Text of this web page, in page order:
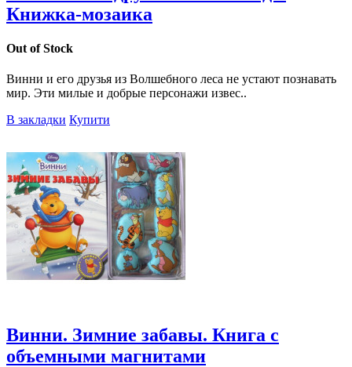
Книжка-мозаика
Out of Stock
Винни и его друзья из Волшебного леса не устают познавать
мир. Эти милые и добрые персонажи извес..
В закладки Купити
Винни. Зимние забавы. Книга с
объемными магнитами